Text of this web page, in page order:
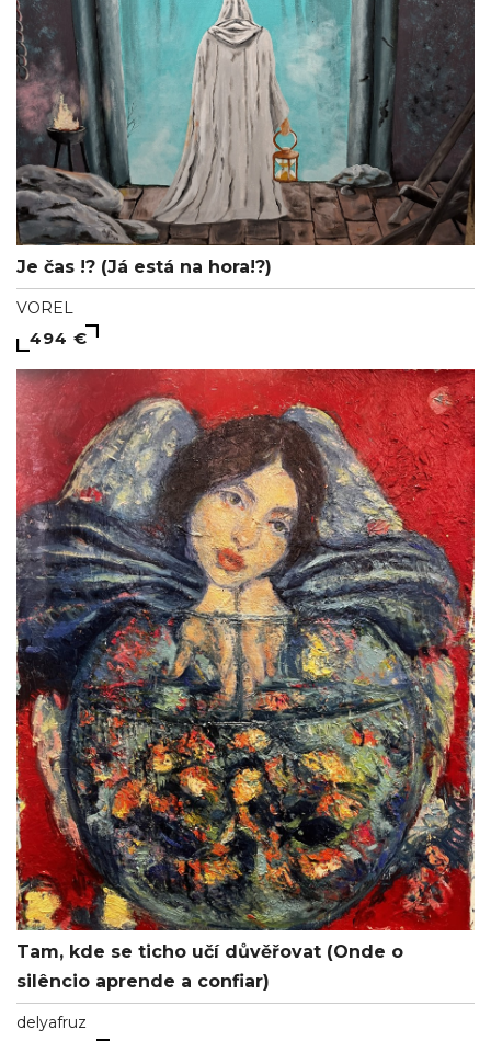
Je čas !? (Já está na hora!?)
VOREL
494 €
Tam, kde se ticho učí důvěřovat (Onde o
silêncio aprende a confiar)
delyafruz